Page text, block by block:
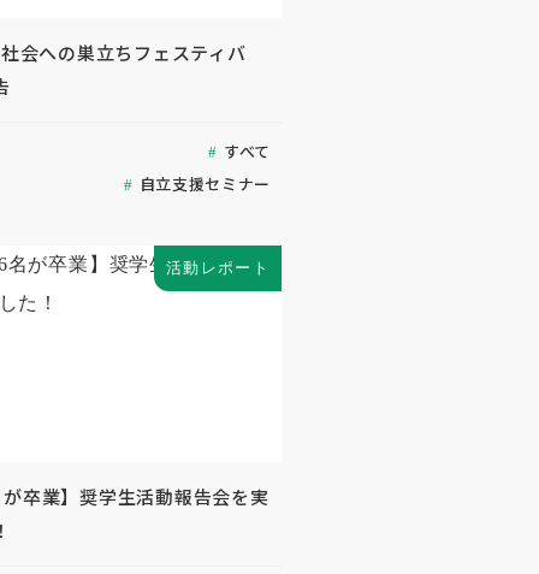
会への巣立ちフェスティバ
すべて
自立支援セミナー
活動レポート
が卒業】奨学生活動報告会を実